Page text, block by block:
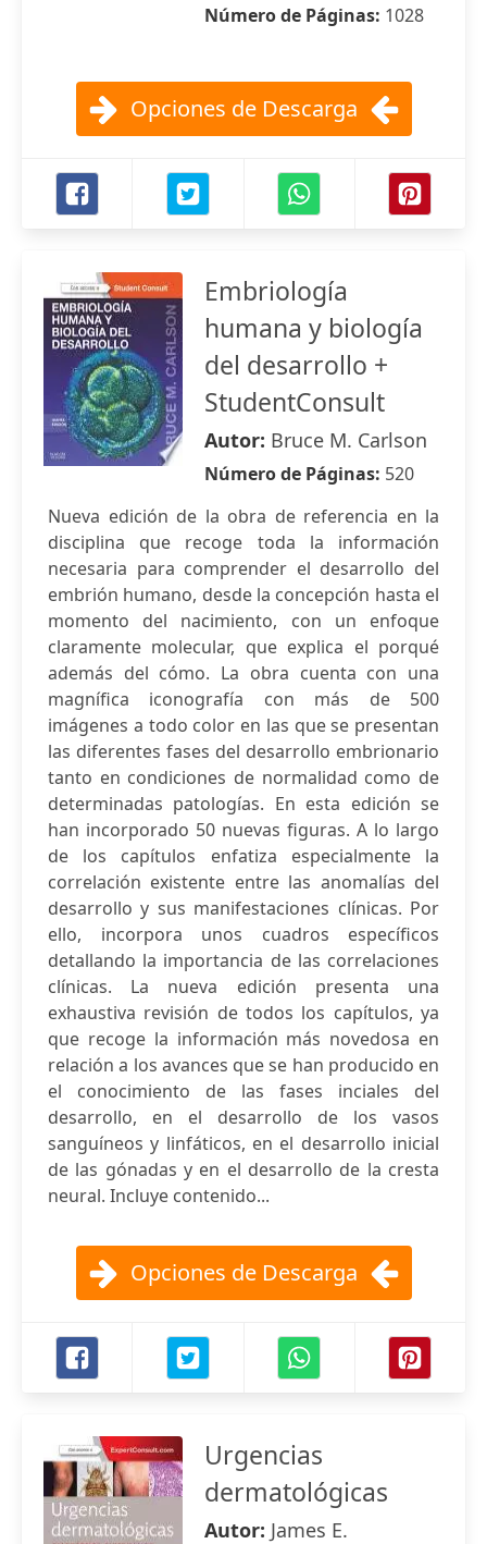
Número de Páginas: 1028
Opciones de Descarga
Embriología
humana y biología
del desarrollo +
StudentConsult
Autor: Bruce M. Carlson
Número de Páginas: 520
Nueva edición de la obra de referencia en la
disciplina que recoge toda la información
necesaria para comprender el desarrollo del
embrión humano, desde la concepción hasta el
momento del nacimiento, con un enfoque
claramente molecular, que explica el porqué
además del cómo. La obra cuenta con una
magnífica iconografía con más de 500
imágenes a todo color en las que se presentan
las diferentes fases del desarrollo embrionario
tanto en condiciones de normalidad como de
determinadas patologías. En esta edición se
han incorporado 50 nuevas figuras. A lo largo
de los capítulos enfatiza especialmente la
correlación existente entre las anomalías del
desarrollo y sus manifestaciones clínicas. Por
ello, incorpora unos cuadros específicos
detallando la importancia de las correlaciones
clínicas. La nueva edición presenta una
exhaustiva revisión de todos los capítulos, ya
que recoge la información más novedosa en
relación a los avances que se han producido en
el conocimiento de las fases inciales del
desarrollo, en el desarrollo de los vasos
sanguíneos y linfáticos, en el desarrollo inicial
de las gónadas y en el desarrollo de la cresta
neural. Incluye contenido...
Opciones de Descarga
Urgencias
dermatológicas
Autor: James E.